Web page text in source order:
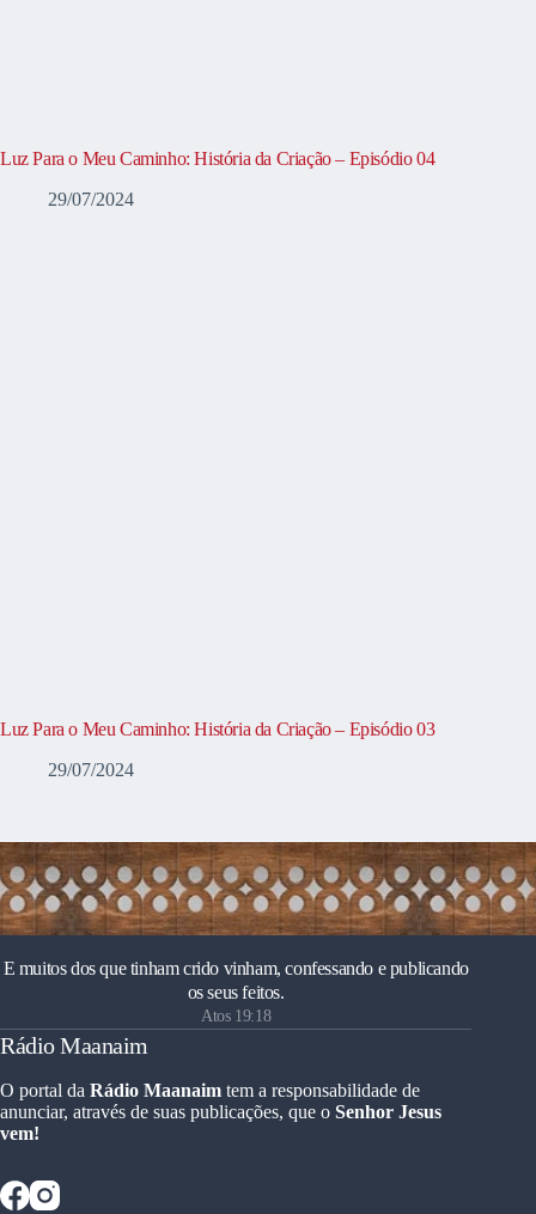
Luz Para o Meu Caminho: História da Criação – Episódio 04
29/07/2024
Luz Para o Meu Caminho: História da Criação – Episódio 03
29/07/2024
E muitos dos que tinham crido vinham, confessando e publicando
os seus feitos.
Atos 19:18
Rádio Maanaim
O portal da Rádio Maanaim tem a responsabilidade de
anunciar, através de suas publicações, que o Senhor Jesus
vem!